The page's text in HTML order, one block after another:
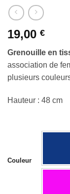
19,00 €
Grenouille en
association de
plusieurs
Hauteur : 48 cm
Couleur